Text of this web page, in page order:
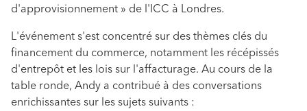
d'approvisionnement » de l'ICC à Londres.
L'événement s'est concentré sur des thèmes clés du
financement du commerce, notamment les récépissés
d'entrepôt et les lois sur l'affacturage. Au cours de la
table ronde, Andy a contribué à des conversations
enrichissantes sur les sujets suivants :